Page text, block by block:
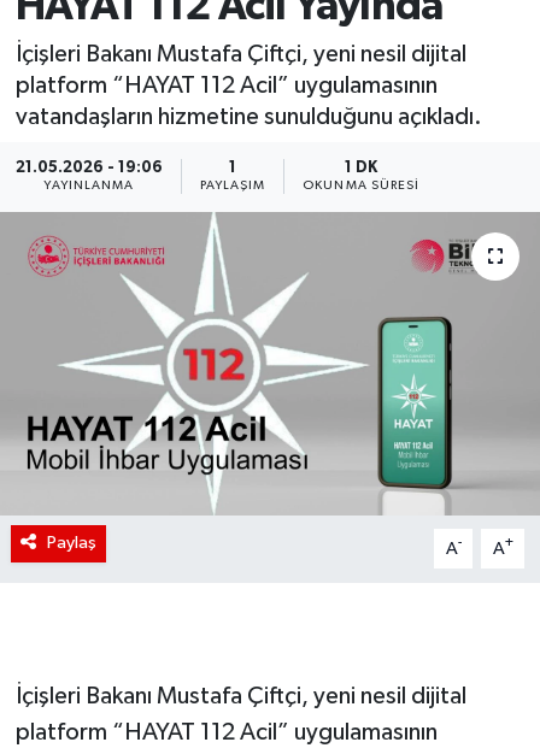
İçişleri Bakanı Mustafa Çiftçi, yeni nesil dijital
platform “HAYAT 112 Acil” uygulamasının
vatandaşların hizmetine sunulduğunu açıkladı.
21.05.2026 - 19:06
YAYINLANMA PAYLAŞIM
1 DK
OKUNMA SÜRESI
Paylaş A- A+
İçişleri Bakanı Mustafa Çiftçi, yeni nesil dijital
platform “HAYAT 112 Acil” uygulamasının